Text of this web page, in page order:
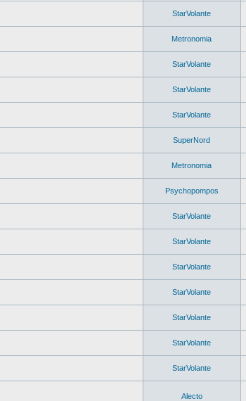
StarVolante
Metronomia
StarVolante
StarVolante
StarVolante
SuperNord
Metronomia
Psychopompos
StarVolante
StarVolante
StarVolante
StarVolante
StarVolante
StarVolante
StarVolante
Alecto